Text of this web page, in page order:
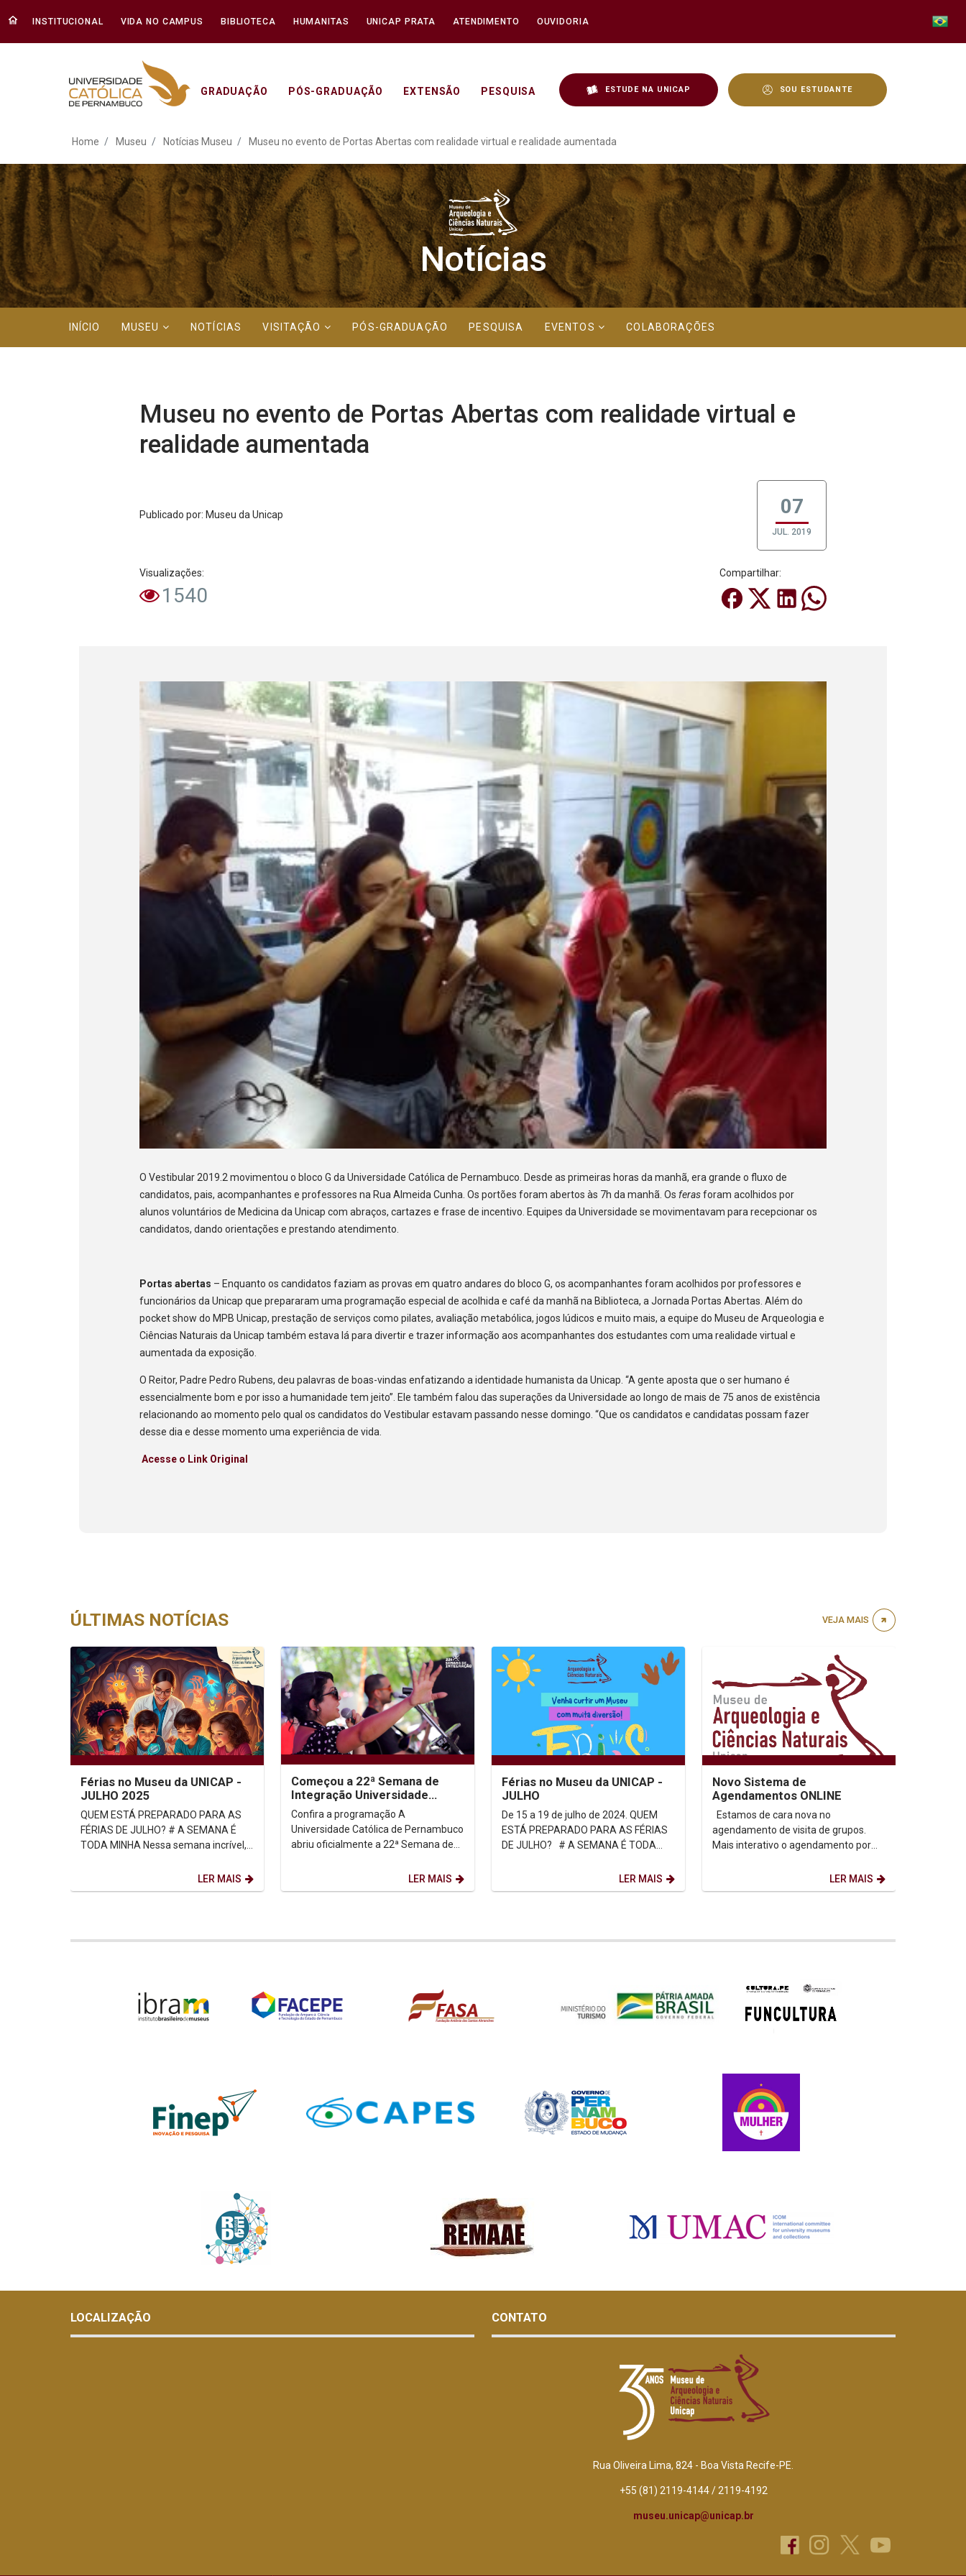
INSTITUCIONAL VIDA NO CAMPUS BIBLIOTECA HUMANITAS UNICAP PRATA ATENDIMENTO OUVIDORIA
GRADUAÇÃO PÓS-GRADUAÇÃO EXTENSÃO PESQUISA ESTUDE NA UNICAP SOU ESTUDANTE
Museu no evento de Portas Abertas com realidade virtual e realidade
Home Museu Notícias Museu Museu no evento de Portas Abertas com realidade virtual e realidade aumentada
Notícias
INÍCIO MUSEU NOTÍCIAS VISITAÇÃO PÓS-GRADUAÇÃO PESQUISA EVENTOS COLABORAÇÕES
Museu no evento de Portas Abertas com realidade virtual e
realidade aumentada
Publicadopor: Museu da Unicap 07
JUL. 2019
Visualizações:
1540
Compartilhar:
O Vestibular 2019.2 movimentou o bloco G da Universidade Católica de Pernambuco. Desde as primeiras horas da manhã, era grande o fluxo de
candidatos, pais, acompanhantes e professores na Rua Almeida Cunha. Os portões foram abertos às 7h da manhã. Os ferasforam acolhidos por
alunos voluntários de Medicina da Unicap com abraços, cartazes e frase de incentivo. Equipes da Universidade se movimentavam para recepcionar os
candidatos, dando orientações e prestando atendimento.
Portas abertas – Enquanto os candidatos faziam as provas em quatro andares do bloco G, os acompanhantes foram acolhidos por professores e
funcionários da Unicap que prepararam uma programação especial de acolhida e café da manhã na Biblioteca, a Jornada Portas Abertas. Além do
pocket show do MPB Unicap, prestação de serviços como pilates, avaliação metabólica, jogos lúdicos e muito mais, a equipe do Museu de Arqueologia e
Ciências Naturais da Unicap também estava lá para divertir e trazer informação aos acompanhantes dos estudantes com uma realidade virtual e
aumentada da exposição.
O Reitor, Padre Pedro Rubens, deu palavras de boas-vindas enfatizando a identidade humanista da Unicap. “A gente aposta que o ser humano é
essencialmente bom e por isso a humanidade tem jeito”. Ele também falou das superações da Universidade ao longo de mais de 75 anos de existência
relacionando ao momento pelo qual os candidatos do Vestibular estavam passando nesse domingo. “Que os candidatos e candidatas possam fazer
desse dia e desse momento uma experiência de vida.
Acesse o Link Original
ÚLTIMAS NOTÍCIAS VEJA MAIS
Férias no Museu da UNICAP -
JULHO 2025
QUEM ESTÁ PREPARADO PARA AS
FÉRIAS DE JULHO? # A SEMANA É
TODA MINHA Nessa semana incrível,
todas as atividades durante...LER MAIS
Começou a 22ª Semana de
Integração Universidade
Católica & Sociedade
Confira a programação A
Universidade Católica de Pernambuco
abriu oficialmente a 22ª Semana de
LER MAIS
Férias no Museu da UNICAP -
JULHO
De 15 a 19 de julho de 2024. QUEM
ESTÁ PREPARADO PARA AS FÉRIAS
DE JULHO? # A SEMANA É TODA
LER MAIS
Novo Sistema de
Agendamentos ONLINE
agendamento de visita de grupos.
Mais interativo o agendamento por
LER MAIS
LOCALIZAÇÃO CONTATO
Rua Oliveira Lima, 824 - Boa Vista Recife-PE.
+55 (81) 2119-4144 / 2119-4192
museu.unicap@unicap.br